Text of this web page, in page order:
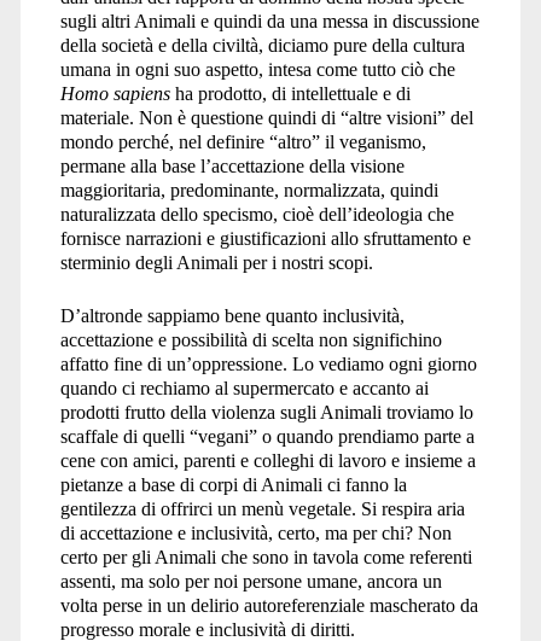
sugli altri Animali e quindi da una messa in discussione
della società e della civiltà, diciamo pure della cultura
umana in ogni suo aspetto, intesa come tutto ciò che
Homo sapiensha prodotto, di intellettuale e di
materiale. Non è questione quindi di “altre visioni” del
mondo perché, nel definire “altro” il veganismo,
permane alla base l’accettazione della visione
maggioritaria, predominante, normalizzata, quindi
naturalizzata dello specismo, cioè dell’ideologia che
fornisce narrazioni e giustificazioni allo sfruttamento e
sterminio degli Animali per i nostri scopi.
D’altronde sappiamo bene quanto inclusività,
accettazione e possibilità di scelta non significhino
affatto fine di un’oppressione. Lo vediamo ogni giorno
quando ci rechiamo al supermercato e accanto ai
prodotti frutto della violenza sugli Animali troviamo lo
scaffale di quelli “vegani” o quando prendiamo parte a
cene con amici, parenti e colleghi di lavoro e insieme a
pietanze a base di corpi di Animali ci fanno la
gentilezza di offrirci un menù vegetale. Si respira aria
di accettazione e inclusività, certo, ma per chi? Non
certo per gli Animali che sono in tavola come referenti
assenti, ma solo per noi persone umane, ancora un
volta perse in un delirio autoreferenziale mascherato da
progresso morale e inclusività di diritti.